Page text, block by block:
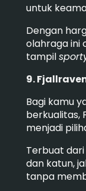
untuk
Dengan
olahraga ini
tampil
9.
Bagi kamu
berkualitas,
menjadi
Terbuat
dan katun,
tanpa